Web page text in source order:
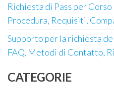
Richiesta di Pass per
Procedura, Requisiti,
Supporto per la richiesta
FAQ, Metodi di Contatto,
CATEGORIE